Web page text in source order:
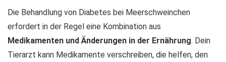
Die Behandlung von Diabetes bei Meerschweinchen
erfordert in der Regel eine Kombination aus
Medikamenten und Änderungen in der Ernährung. Dein
Tierarzt kann Medikamente verschreiben, die helfen, den